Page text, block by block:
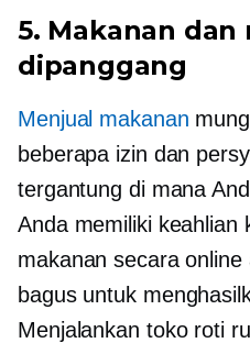
5. Makanan dan
dipanggang
Menjual makanan
beberapa izin dan
tergantung di mana
Anda memiliki keahlian
makanan secara
bagus untuk
Menjalankan toko roti